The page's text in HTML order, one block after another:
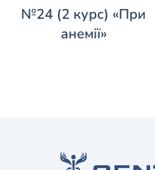
№24 (2 курс) «При
анемії»